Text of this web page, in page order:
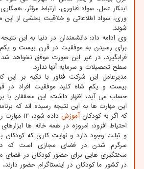
ابتکار عمل، سواد فناوری، ارتباط مؤثر،
وری، سواد اطلاعاتی و خلاقیت بخشی از
شوند.
وی ادامه داد: دانشمندان در دنیا به این
فرابگیرد، در غیر این صورت موفق نخواهد
سطح تحصیلات و سرمایه آنها ندارد.
بیست و یکم شاه کلید موفقیت افراد در
حساب می آید، اظهار داشت: این محققان با
این مهارت ها به این نتیجه رسیده اند که
که اگر به کودکانآموزش داده شود، ۱۲ مهارت را تقویت خواهد نمود.
احتیاط افزود: امروزه در همه خانه ها
و تبلت وجود دارد و نهایت کاری که کودکان با
سرگرم شدن در فضای مجازی است که
سختگیری هایی برای حضور کودکان در فضای
در کشور ما کودکان در اینستاگرام حضور